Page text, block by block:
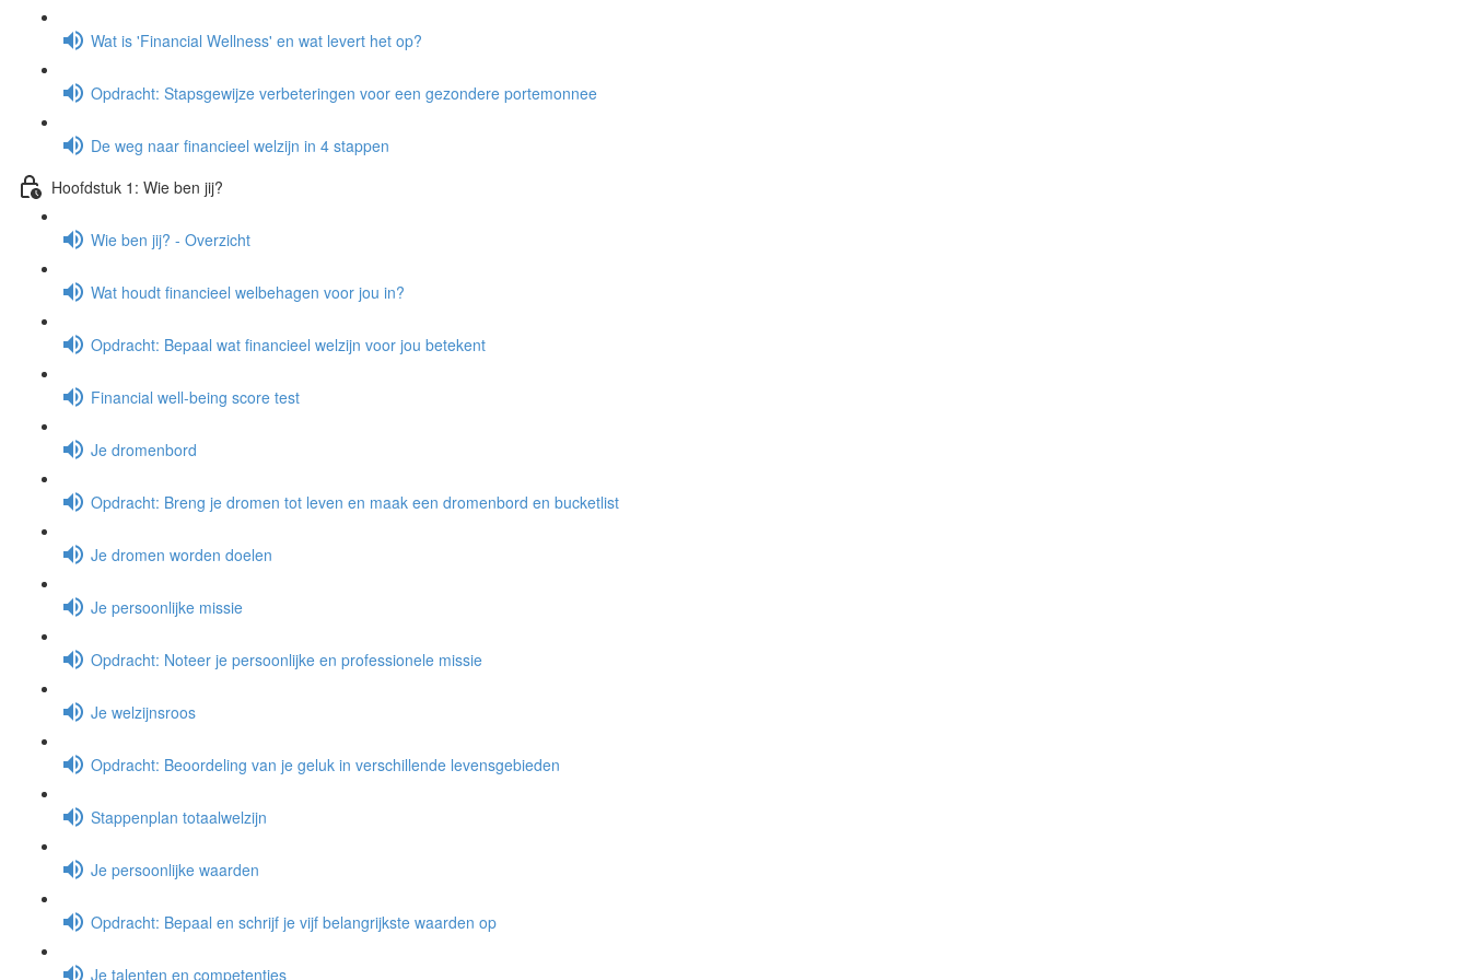
Wat is 'Financial Wellness' en wat levert het op?
Opdracht: Stapsgewijze verbeteringen voor een gezondere portemonnee
De weg naar financieel welzijn in 4 stappen
Hoofdstuk 1: Wie ben jij?
Wie ben jij? - Overzicht
Wat houdt financieel welbehagen voor jou in?
Opdracht: Bepaal wat financieel welzijn voor jou betekent
Financial well-being score test
Je dromenbord
Opdracht: Breng je dromen tot leven en maak een dromenbord en bucketlist
Je dromen worden doelen
Je persoonlijke missie
Opdracht: Noteer je persoonlijke en professionele missie
Je welzijnsroos
Opdracht: Beoordeling van je geluk in verschillende levensgebieden
Stappenplan totaalwelzijn
Je persoonlijke waarden
Opdracht: Bepaal en schrijf je vijf belangrijkste waarden op
Je talenten en competenties